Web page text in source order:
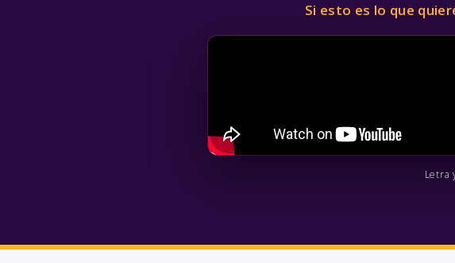
Si esto es lo que
Letra